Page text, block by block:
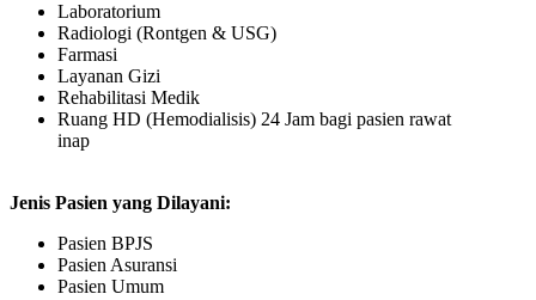
Laboratorium
Radiologi (Rontgen & USG)
Farmasi
Layanan Gizi
Rehabilitasi Medik
Ruang HD (Hemodialisis) 24 Jam bagi pasien rawat
inap
Jenis Pasien yang Dilayani:
Pasien BPJS
Pasien Asuransi
Pasien Umum